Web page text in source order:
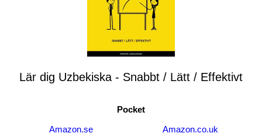
Lär dig Uzbekiska - Snabbt / Lätt / Effektivt
Pocket
Amazon.se
Amazon.co.uk